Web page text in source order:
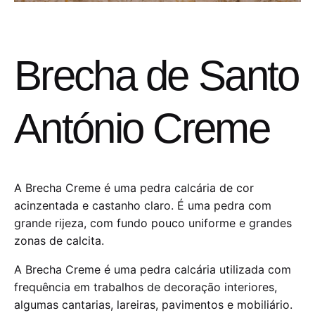
Brecha de Santo
António Creme
A Brecha Creme é uma pedra calcária de cor
acinzentada e castanho claro. É uma pedra com
grande rijeza, com fundo pouco uniforme e grandes
zonas de calcita.
A Brecha Creme é uma pedra calcária utilizada com
frequência em trabalhos de decoração interiores,
algumas cantarias, lareiras, pavimentos e mobiliário.